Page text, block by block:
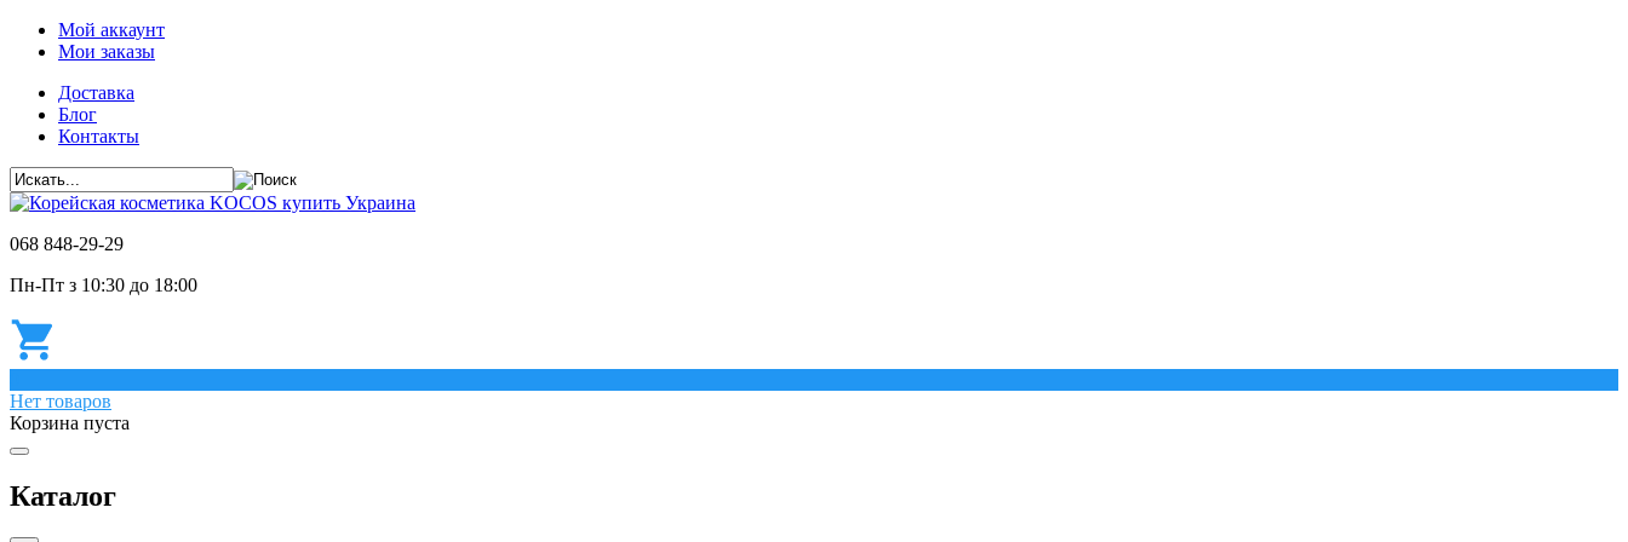
Мой аккаунт
Мои заказы
Доставка
Блог
Контакты
068 848-29-29
Пн-Пт з 10:30 до 18:00
Нет товаров
Корзина пуста
Каталог